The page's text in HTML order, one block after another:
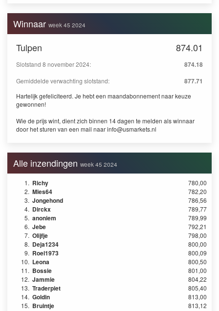
Winnaar week 45 2024
Tulpen 874.01
Slotstand 8 november 2024: 874.18
Gemiddelde verwachting slotstand: 877.71
Hartelijk gefeliciteerd. Je hebt een maandabonnement naar keuze
gewonnen!
Wie de prijs wint, dient zich binnen 14 dagen te melden als winnaar
door het sturen van een mail naarinfo@usmarkets.nl
Alle inzendingen week 45 2024
1. Richy
780,00
2. Mies64
782,20
3. Jongehond
786,56
4. Dirckx
789,77
5. anoniem
789,99
6. Jebe
792,21
7. Olijfje
798,00
8. Deja1234
800,00
9. Roel1973
800,09
10. Leona
800,50
11. Bossie
801,00
12. Jammie
804,22
13. Traderpiet
805,40
14. Goldin
813,00
15. Bruintje
813,12